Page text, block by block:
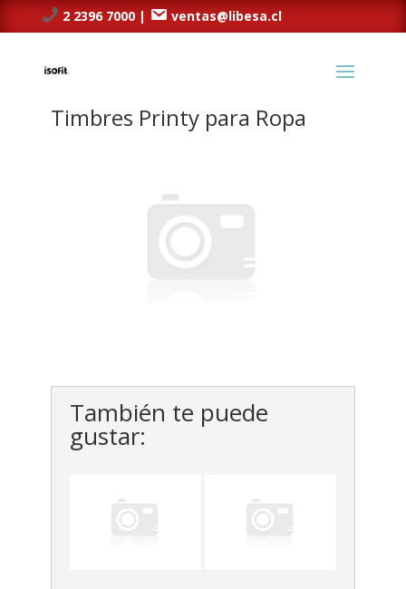
2 2396 7000 | ventas@libesa.cl
Timbres Printy para Ropa
También te puede
gustar: